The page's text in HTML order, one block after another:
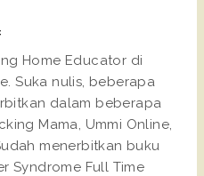
Home Educator di
Suka nulis, beberapa
dalam beberapa
Mama, Ummi Online,
menerbitkan buku
Syndrome Full Time